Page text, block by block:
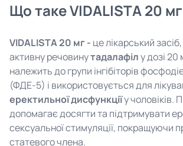
Що таке VIDALISTA 20
VIDALISTA 20 мг - це лікарський
активну речовинутадалафілу дозі 20
належить до групи інгібіторів
(ФДЕ-5) і використовується для
еректильної дисфункціїу чоловіків.
допомагає досягти та підтримувати
сексуальної стимуляції, покращуючи
статевого члена.